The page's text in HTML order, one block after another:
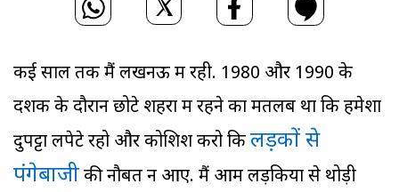
कई साल तक मैं लखनऊ में रही. 1980 और 1990 के
दशक के दौरान छोटे शहरों में रहने का मतलब था कि हमेशा
दुपट्टा लपेटे रहो और कोशिश करो किलड़कों से
पंगेबाजीकी नौबत न आए. मैं आम लड़कियों से थोड़ी